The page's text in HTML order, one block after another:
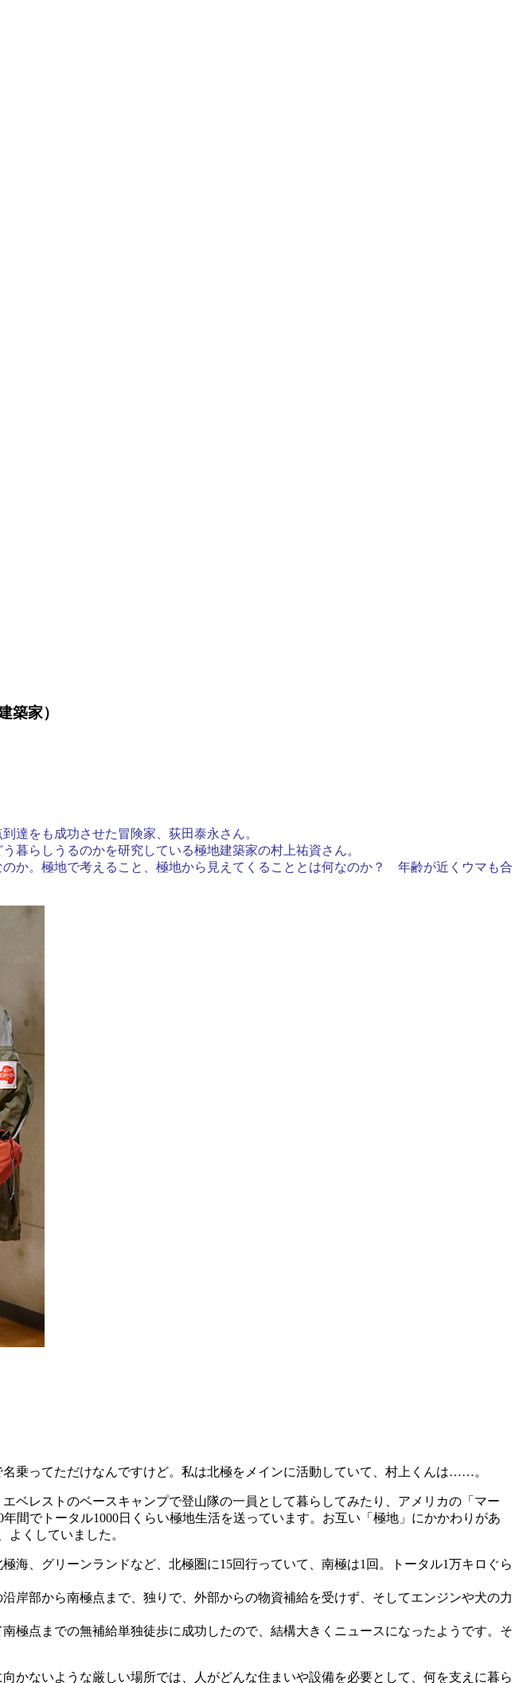
築家）
達をも成功させた冒険家、荻田泰永さん。
暮らしうるのかを研究している極地建築家の村上祐資さん。
か。極地で考えること、極地から見えてくることとは何なのか？ 年齢が近くウマも合
乗ってただけなんですけど。私は北極をメインに活動していて、村上くんは……。
ベレストのベースキャンプで登山隊の一員として暮らしてみたり、アメリカの「マー
間でトータル1000日くらい極地生活を送っています。お互い「極地」にかかわりがあ
くしていました。
、グリーンランドなど、北極圏に15回行っていて、南極は1回。トータル1万キロぐら
部から南極点まで、独りで、外部からの物資補給を受けず、そしてエンジンや犬の力
極点までの無補給単独徒歩に成功したので、結構大きくニュースになったようです。そ
ないような厳しい場所では、人がどんな住まいや設備を必要として、何を支えに暮ら